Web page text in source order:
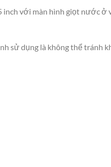
với màn hình giọt nước ở
sử dụng là không thể tránh